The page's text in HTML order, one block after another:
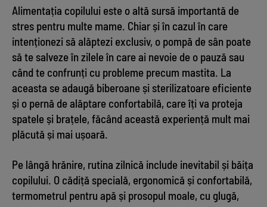
Alimentația copilului este o altă sursă importantă de
stres pentru multe mame. Chiar și în cazul în care
intenționezi să alăptezi exclusiv, o pompă de sân poate
să te salveze în zilele în care ai nevoie de o pauză sau
când te confrunți cu probleme precum mastita. La
aceasta se adaugă biberoane și sterilizatoare eficiente
și o pernă de alăptare confortabilă, care îți va proteja
spatele și brațele, făcând această experiență mult mai
plăcută și mai ușoară.
Pe lângă hrănire, rutina zilnică include inevitabil și băița
copilului. O cădiță specială, ergonomică și confortabilă,
termometrul pentru apă și prosopul moale, cu glugă,